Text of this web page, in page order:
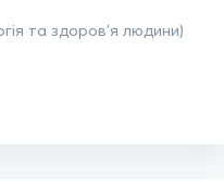
та здоров'я людини)